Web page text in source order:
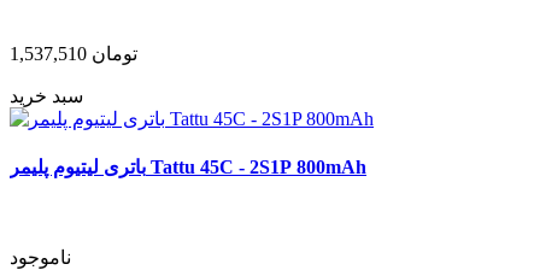
1,537,510 تومان
سبد خرید
باتری لیتیوم پلیمر Tattu 45C - 2S1P 800mAh
ناموجود